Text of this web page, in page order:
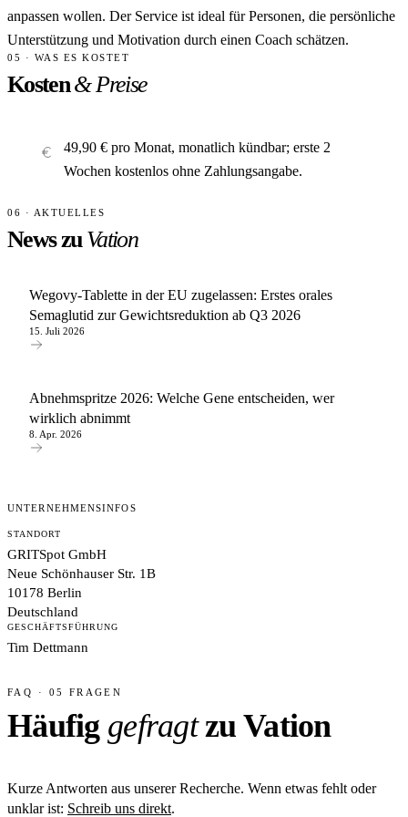
anpassen wollen. Der Service ist ideal für Personen, die persönliche
Unterstützung und Motivation durch einen Coach schätzen.
05 · WAS ES KOSTET
Kosten& Preise
49,90 € pro Monat, monatlich kündbar; erste 2
Wochen kostenlos ohne Zahlungsangabe.
06 · AKTUELLES
News zuVation
Wegovy-Tablette in der EU zugelassen: Erstes orales
Semaglutid zur Gewichtsreduktion ab Q3 2026
15. Juli 2026
Abnehmspritze 2026: Welche Gene entscheiden, wer
wirklich abnimmt
8. Apr. 2026
UNTERNEHMENSINFOS
STANDORT
GRITSpot GmbH
Neue Schönhauser Str. 1B
10178 Berlin
Deutschland
GESCHÄFTSFÜHRUNG
Tim Dettmann
FAQ · 05 FRAGEN
Häufig gefragtzu Vation
Kurze Antworten aus unserer Recherche. Wenn etwas fehlt oder
unklar ist: Schreib uns direkt.